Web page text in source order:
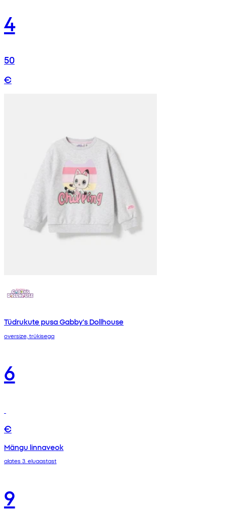
4
50
€
Tüdrukute pusa Gabby's Dollhouse
oversize, trükisega
6
€
Mängu linnaveok
alates 3. eluaastast
9